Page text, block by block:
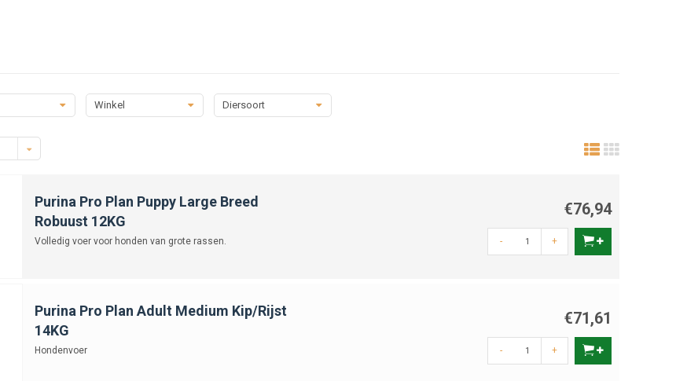
Winkel Diersoort
Purina Pro Plan Puppy Large Breed
Robuust 12KG
Volledig voer voor honden van grote rassen.
€76,94
- +
Purina Pro Plan Adult Medium Kip/Rijst
14KG
Hondenvoer
€71,61
- +